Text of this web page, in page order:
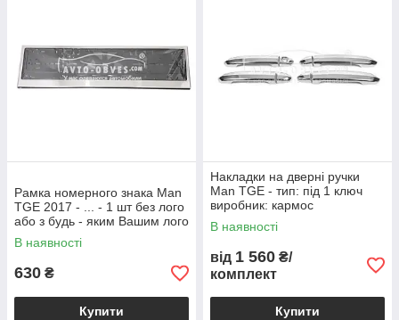
Рамка номерного знака Man
TGE 2017 - ... - 1 шт без лого
або з будь - яким Вашим лого
В наявності
630 ₴
Купити
Накладки на дверні ручки
Man TGE - тип: під 1 ключ
виробник: кармос
В наявності
від 1 560 ₴/
комплект
Купити